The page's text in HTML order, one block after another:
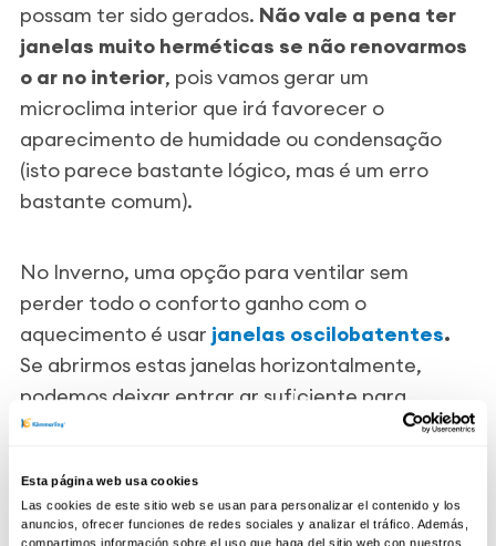
Esta página web usa cookies
Las cookies de este sitio web se usan para personalizar el contenido y los
anuncios, ofrecer funciones de redes sociales y analizar el tráfico. Además,
compartimos información sobre el uso que haga del sitio web con nuestros
possam ter sido gerados. Não vale a pena ter
janelas muito herméticas se não renovarmos
o ar no interior, pois vamos gerar um
microclima interior que irá favorecer o
aparecimento de humidade ou condensação
(isto parece bastante lógico, mas é um erro
bastante comum).
No Inverno, uma opção para ventilar sem
perder todo o conforto ganho com o
aquecimento é usar janelas oscilobatentes.
Se abrirmos estas janelas horizontalmente,
podemos deixar entrar ar suficiente para
renovar a salubridade do espaço sem deixar
- Paredes isoladas